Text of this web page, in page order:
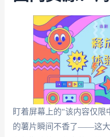
盯着屏幕上的"该内容仅限
的薯片瞬间不香了——这